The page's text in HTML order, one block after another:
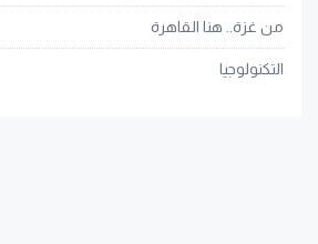
من غزة.. هنا القاهرة
التكنولوجيا